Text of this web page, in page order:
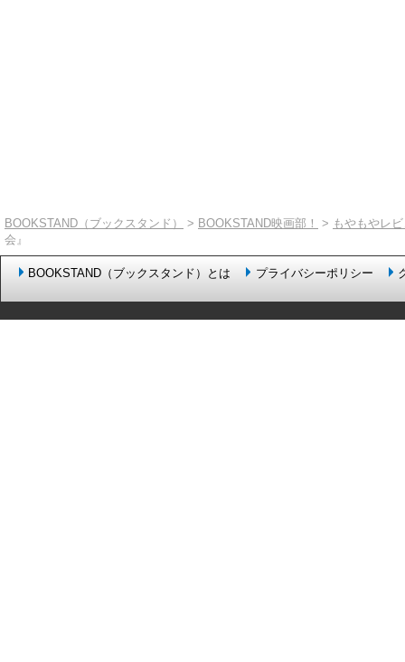
BOOKSTAND（ブックスタンド） > BOOKSTAND映画部！ > もやもやレ
会』
BOOKSTAND（ブックスタンド）とは プライバシーポリシー